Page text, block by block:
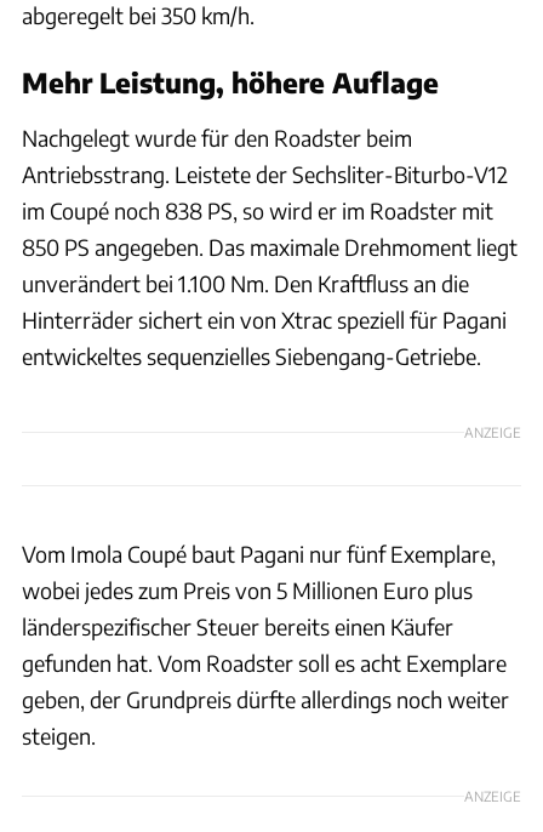
abgeregelt bei 350 km/h.
Mehr Leistung, höhere Auflage
Nachgelegt wurde für den Roadster beim
Antriebsstrang. Leistete der Sechsliter-Biturbo-V12
im Coupé noch 838 PS, so wird er im Roadster mit
850 PS angegeben. Das maximale Drehmoment liegt
unverändert bei 1.100 Nm. Den Kraftfluss an die
Hinterräder sichert ein von Xtrac speziell für Pagani
entwickeltes sequenzielles Siebengang-Getriebe.
ANZEIGE
Vom Imola Coupé baut Pagani nur fünf Exemplare,
wobei jedes zum Preis von 5 Millionen Euro plus
länderspezifischer Steuer bereits einen Käufer
gefunden hat. Vom Roadster soll es acht Exemplare
geben, der Grundpreis dürfte allerdings noch weiter
steigen.
ANZEIGE